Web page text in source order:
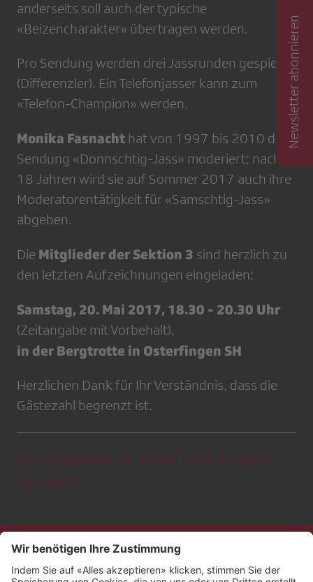
anderseits soll auch der typische
«Beizencharakter» übertragen werden.
Pro Sendung werden drei Jassrunden gespielt
(Differenzler). Ein Telefonjasser kann zum
«Telefon-Champion» werden.
Monika Fasnacht hat von 1997 bis 2010 die
Sendung «Donnschtig-Jass» moderiert; nach
18 Jahren wird sie auf Sommer 2017 auch ihre
Moderatorentätigkeit für «Samschtig-Jass»
abgeben.
Die Mitglieder der Sektion 3 sind herzlich zu
den letzten Aufzeichnungen eingeladen:
Samstag, 20. Mai 2017, 18.30 - 20.30 Uhr
(Zeitangabe mit Vorbehalt),
in der Bergtrotte in Osterfingen SH
Herzlichen Dank für Ihr Verständnis, dass die
Gästezahl begrenzt ist.
Die Anmeldefrist für diesen Event ist bereits
abgelaufen.
Newsletter abonnieren
Kontakt